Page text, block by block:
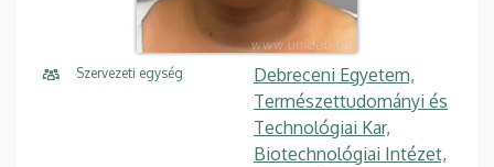
Szervezeti egység
Debreceni Egyetem,
Természettudományi és
Technológiai Kar,
Biotechnológiai Intézet,